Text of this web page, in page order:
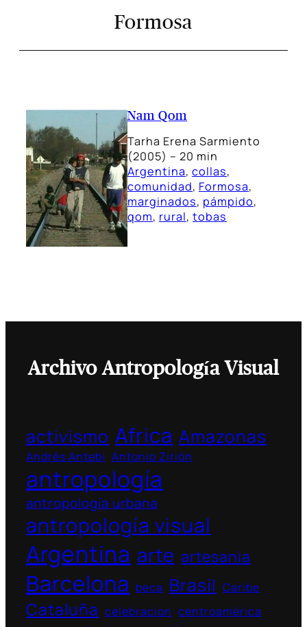
Formosa
Nam Qom
Tarha Erena Sarmiento
(2005) – 20 min
Argentina, collas
comunidad, Formosa
marginados, pámpido
qom, rural, tobas
Archivo Antropología Visual
activismo Africa Amazonas
Andrés Antebi Antonio Zirión
antropología
antropología urbana
antropología visual
Argentina arte artesania
Barcelona beca Brasil Caribe
Cataluña celebracion centroamérica